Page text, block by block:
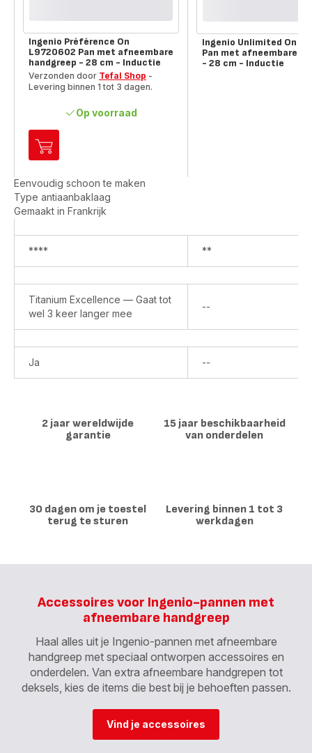
Toevoegen
aan
winkelwagentje
Ingenio
Préférence
L9720602
Pan
-
28
cm
-
Ingenio Préférence On
L9720602 Pan met afneembare
handgreep - 28 cm - Inductie
Verzonden door Tefal Shop -
Levering binnen 1 tot 3 dagen.
Op voorraad
Ingenio Unlimited On
Pan met afneembare
- 28 cm - Inductie
Eenvoudig schoon te maken
Type antiaanbaklaag
Gemaakt in Frankrijk
**** **
Titanium Excellence — Gaat tot
wel 3 keer langer mee
--
Ja --
beschikbaar
2 jaar wereldwijde
garantie
15 jaar beschikbaarheid
van onderdelen
30 dagen om je toestel
terug te sturen
Levering binnen 1 tot 3
werkdagen
Accessoires voor Ingenio-pannen met
afneembare handgreep
Haal alles uit je Ingenio-pannen met afneembare
handgreep met speciaal ontworpen accessoires en
onderdelen. Van extra afneembare handgrepen tot
deksels, kies de items die best bij je behoeften passen.
Vind je accessoires